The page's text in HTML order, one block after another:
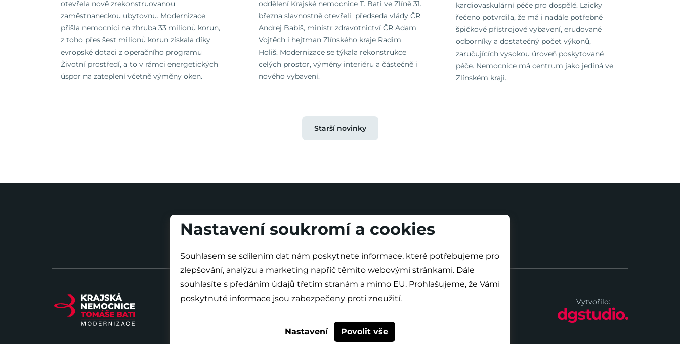
otevřela nově zrekonstruovanou
zaměstnaneckou ubytovnu. Modernizace
přišla nemocnici na zhruba 33 milionů korun,
z toho přes šest milionů korun získala díky
evropské dotaci z operačního programu
Životní prostředí, a to v rámci energetických
úspor na zateplení včetně výměny oken.
oddělení Krajské nemocnice T. Bati ve Zlíně 31.
března slavnostně otevřeli předseda vlády ČR
Andrej Babiš, ministr zdravotnictví ČR Adam
Vojtěch i hejtman Zlínského kraje Radim
Holiš. Modernizace se týkala rekonstrukce
celých prostor, výměny interiéru a částečně i
nového vybavení.
kardiovaskulární péče pro dospělé. Laicky
řečeno potvrdila, že má i nadále potřebné
špičkové přístrojové vybavení, erudované
odborníky a dostatečný počet výkonů,
zaručujících vysokou úroveň poskytované
péče. Nemocnice má centrum jako jediná ve
Zlínském kraji.
Starší novinky
Vytvořilo:
Nastavení soukromí a cookies
Souhlasem se sdílením dat nám poskytnete informace, které potřebujeme pro
zlepšování, analýzu a marketing napříč těmito webovými stránkami. Dále
souhlasíte s předáním údajů třetím stranám a mimo EU. Prohlašujeme, že Vámi
poskytnuté informace jsou zabezpečeny proti zneužití.
Nastavení Povolit vše